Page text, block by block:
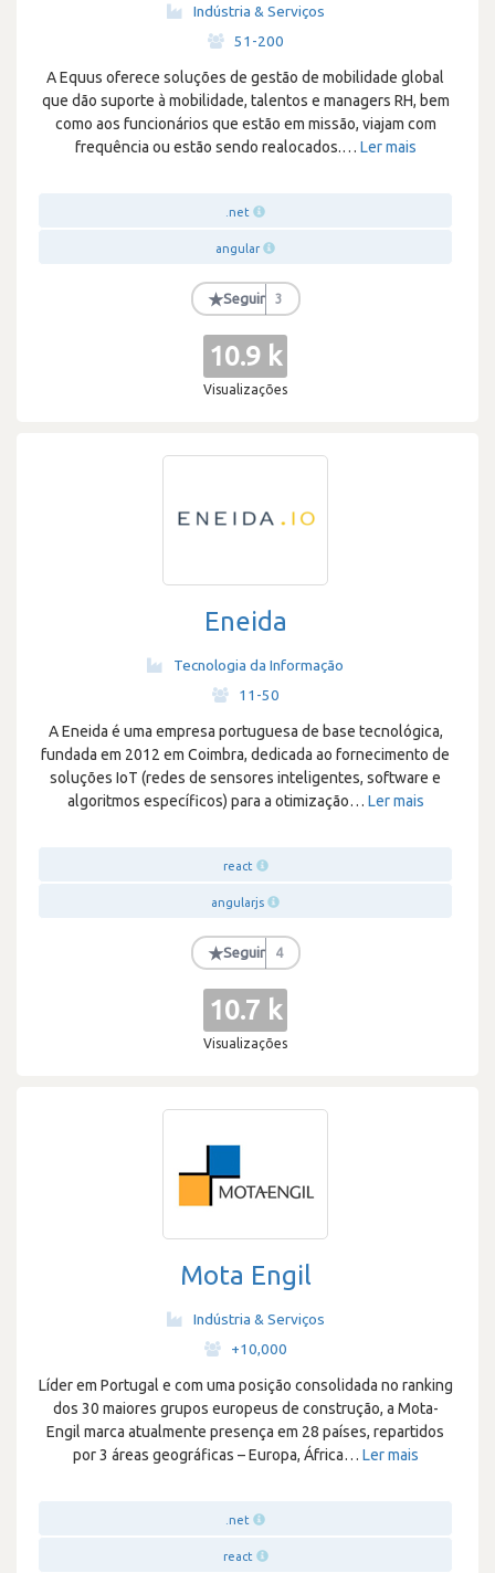
Indústria & Serviços
51-200
A Equus oferece soluções de gestão de mobilidade global
que dão suporte à mobilidade, talentos e managers RH, bem
como aos funcionários que estão em missão, viajam com
frequência ou estão sendo realocados.… Ler mais
.net
angular
★Seguir 3
10.9 k
Visualizações
Eneida
Tecnologia da Informação
11-50
A Eneida é uma empresa portuguesa de base tecnológica,
fundada em 2012 em Coimbra, dedicada ao fornecimento de
soluções IoT (redes de sensores inteligentes, software e
algoritmos específicos) para a otimização… Ler mais
react
angularjs
★Seguir 4
10.7 k
Visualizações
Mota Engil
Indústria & Serviços
+10,000
Líder em Portugal e com uma posição consolidada no ranking
dos 30 maiores grupos europeus de construção, a Mota-
Engil marca atualmente presença em 28 países, repartidos
por 3 áreas geográficas – Europa, África… Ler mais
.net
react